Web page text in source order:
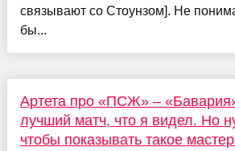
связывают со Стоунзом]. Не
бы...
Артета про «ПСЖ» –
лучший матч, что я видел. Но
чтобы показывать такое